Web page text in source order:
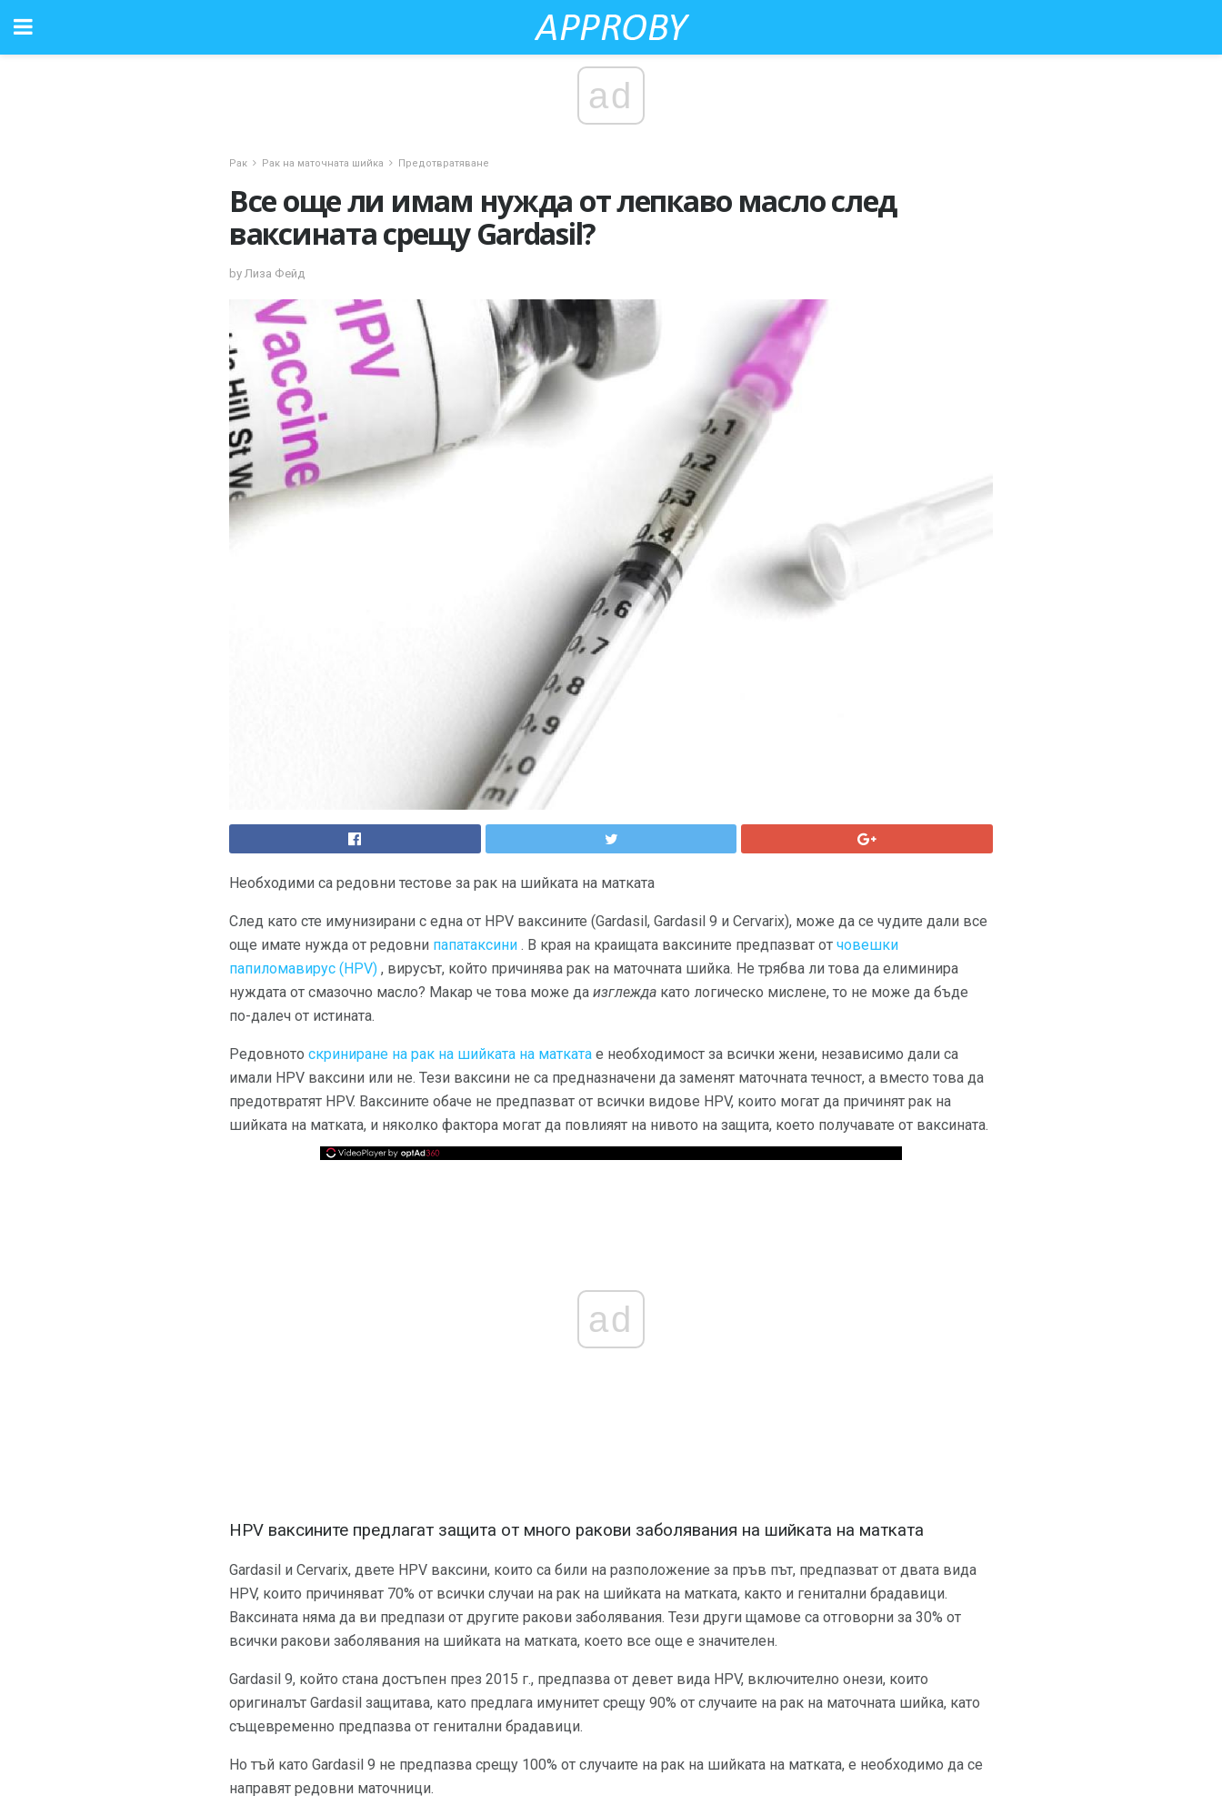
ad
Рак Рак на маточната шийка Предотвратяване
Все още ли имам нужда от лепкаво масло след
ваксината срещу Gardasil?
by Лиза Фейд
Необходими са редовни тестове за рак на шийката на матката
След като сте имунизирани с една от HPV ваксините (Gardasil, Gardasil 9 и Cervarix), може да се чудите дали все
още имате нужда от редовни папатаксини . В края на краищата ваксините предпазват от човешки
папиломавирус (HPV) , вирусът, който причинява рак на маточната шийка. Не трябва ли това да елиминира
нуждата от смазочно масло? Макар че това може да изглежда като логическо мислене, то не може да бъде
по-далеч от истината.
Редовното скриниране на рак на шийката на матката е необходимост за всички жени, независимо дали са
имали HPV ваксини или не. Тези ваксини не са предназначени да заменят маточната течност, а вместо това да
предотвратят HPV. Ваксините обаче не предпазват от всички видове HPV, които могат да причинят рак на
шийката на матката, и няколко фактора могат да повлияят на нивото на защита, което получавате от ваксината.
ad
HPV ваксините предлагат защита от много ракови заболявания на шийката на матката
Gardasil и Cervarix, двете HPV ваксини, които са били на разположение за пръв път, предпазват от двата вида
HPV, които причиняват 70% от всички случаи на рак на шийката на матката, както и генитални брадавици.
Ваксината няма да ви предпази от другите ракови заболявания. Тези други щамове са отговорни за 30% от
всички ракови заболявания на шийката на матката, което все още е значителен.
Gardasil 9, който стана достъпен през 2015 г., предпазва от девет вида HPV, включително онези, които
оригиналът Gardasil защитава, като предлага имунитет срещу 90% от случаите на рак на маточната шийка, като
същевременно предпазва от генитални брадавици.
Но тъй като Gardasil 9 не предпазва срещу 100% от случаите на рак на шийката на матката, е необходимо да се
направят редовни маточници.